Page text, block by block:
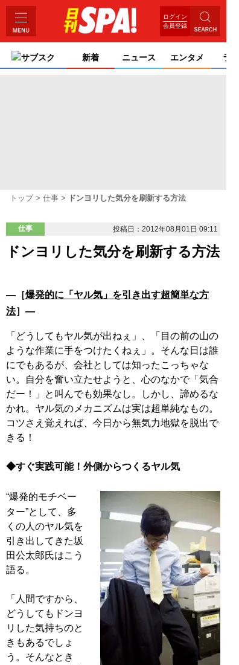
ログイン
会員登録
サブスク 新着 ニュース エンタメ ライ
トップ 仕事 ドンヨリした気分を刷新する方法
仕事 投稿日：2012年08月01日 09:11
ドンヨリした気分を刷新する方法
―［爆発的に「ヤル気」を引き出す超簡単な方
法］―
「どうしてもヤル気が出ねぇ」、「目の前の山の
ような作業に手をつけたくねぇ」。そんな日は誰
にでもあるが、会社としては知ったこっちゃな
い。自分を奮い立たせようと、心のなかで「気合
だー！」と叫んでも効果なし。しかし、諦めるな
かれ。ヤル気のメカニズムは実は超単純なもの。
コツさえ覚えれば、今日から無気力地獄を脱出で
きる！
◆すぐ実践可能！外側からつくるヤル気
“爆発的モチベー
ター”として、多
くの人のヤル気を
引き出してきた坂
田公太郎氏はこう
語る。
「人間ですから、
どうしてもドンヨ
リした気持ちのと
きもあるでしょ
う。そんなとき